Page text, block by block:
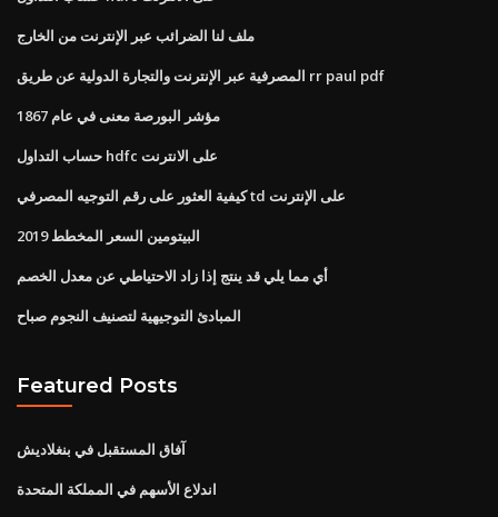
ملف لنا الضرائب عبر الإنترنت من الخارج
المصرفية عبر الإنترنت والتجارة الدولية عن طريق rr paul pdf
مؤشر البورصة معنى في عام 1867
حساب التداول hdfc على الانترنت
كيفية العثور على رقم التوجيه المصرفي td على الإنترنت
البيتومين السعر المخطط 2019
أي مما يلي قد ينتج إذا زاد الاحتياطي عن معدل الخصم
المبادئ التوجيهية لتصنيف النجوم صباح
Featured Posts
آفاق المستقبل في بنغلاديش
اندلاع الأسهم في المملكة المتحدة